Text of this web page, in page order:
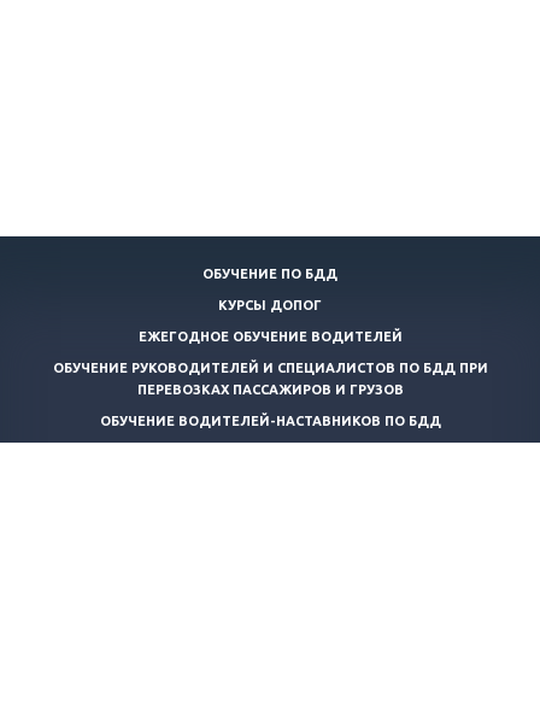
ОБУЧЕНИЕ ПО БДД
КУРСЫ ДОПОГ
ЕЖЕГОДНОЕ ОБУЧЕНИЕ ВОДИТЕЛЕЙ
ОБУЧЕНИЕ РУКОВОДИТЕЛЕЙ И СПЕЦИАЛИСТОВ ПО БДД ПРИ
ПЕРЕВОЗКАХ ПАССАЖИРОВ И ГРУЗОВ
ОБУЧЕНИЕ ВОДИТЕЛЕЙ-НАСТАВНИКОВ ПО БДД